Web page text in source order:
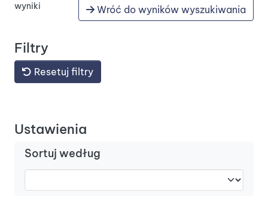
wyniki Wróć do wyników wyszukiwania
Filtry
Resetuj filtry
Ustawienia
Sortuj według